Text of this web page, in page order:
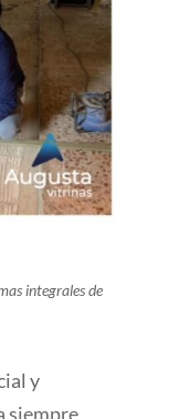
integrales de
y
siempre